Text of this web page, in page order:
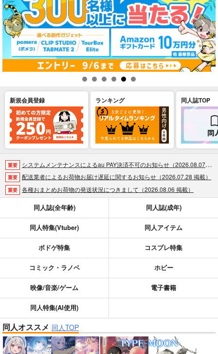
新規会員登録 ランキング 同人誌TOP
重要 システムメンテナンスによるau PAY決済不可のお知らせ（2026.08.07 掲載）
重要 配送業者によるお荷物お届け遅延に関するお知らせ（2026.07.28 掲載）
重要 各種おまとめお荷物の発送状況につきまして（2026.08.06 掲載）
おまとめサイクル「定期便(月2)」一般会員様の利用再開のお知らせ（2026.02.05 掲載）
重要 「とらのあな×駿河屋日本橋乙女同人誌館」通販店頭受取サービス開始のお知らせ（2026.01.05 更新｜2025.12.30 掲載）
【2025/12/1より】「通販ポイント⇒とらコイン変換キャンペーン」終了のお知らせ（2025.11.21 掲載）
個人情報保護方針の改定について（2025.09.19 更新｜2025.08.01 掲載）
重要 ポイント付与・管理体制改定のお知らせ（2024.11.20 掲載）
全てのお知らせを見る
同人誌(全年齢) 同人誌(成年)
同人特集(Vtuber) 同人アイテム
ボドゲ特集 コスプレ特集
コミック・ラノベ ホビー
映像/音楽/ゲーム 電子書籍
同人特集(AI使用)
同人オススメ 同人TOP